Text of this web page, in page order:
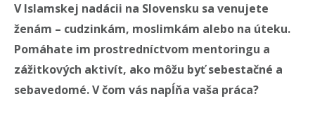
V Islamskej nadácii na Slovensku sa venujete
ženám – cudzinkám, moslimkám alebo na úteku.
Pomáhate im prostredníctvom mentoringu a
zážitkových aktivít, ako môžu byť sebestačné a
sebavedomé. V čom vás napĺňa vaša práca?